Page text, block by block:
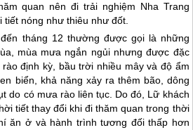
quan nên đi trải nghiệm Nha Trang
nóng như thiêu như đốt.
tháng 12 thường được gọi là những
mùa mưa ngắn ngủi nhưng được đặc
định kỳ, bầu trời nhiều mây và độ ẩm
biển, khả năng xảy ra thêm bão, dông
do có mưa rào liên tục. Do đó, Lữ khách
tiết thay đổi khi đi thăm quan trong thời
ăn ở và hành trình tương đối thấp hơn